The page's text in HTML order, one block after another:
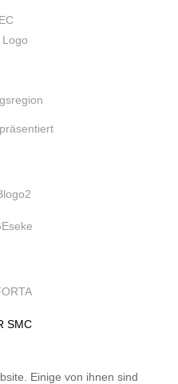
Einige von ihnen sind